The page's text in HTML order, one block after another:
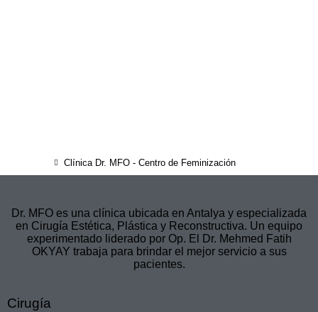
Clínica Dr. MFO - Centro de Feminización
Dr. MFO es una clínica ubicada en Antalya y especializada
en Cirugía Estética, Plástica y Reconstructiva. Un equipo
experimentado liderado por Op. El Dr. Mehmed Fatih
OKYAY trabaja para brindar el mejor servicio a sus
pacientes.
Cirugía